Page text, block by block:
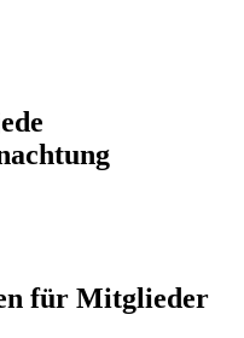
für Mitglieder